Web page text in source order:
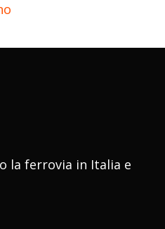
la ferrovia in Italia e